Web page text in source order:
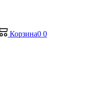
Корзина0 0